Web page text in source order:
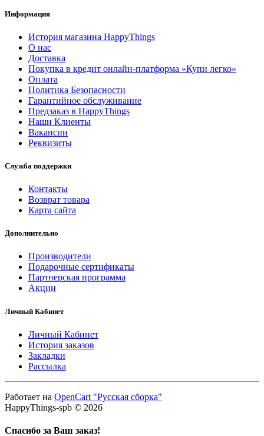
Информация
История магазина HappyThings
О нас
Доставка
Покупка в кредит онлайн-платформа «Купи легко»
Оплата
Политика Безопасности
Гарантийное обслуживание
Предзаказ в HappyThings
Наши Клиенты
Вакансии
Реквизиты
Служба поддержки
Контакты
Возврат товара
Карта сайта
Дополнительно
Производители
Подарочные сертификаты
Партнерская программа
Акции
Личный Кабинет
Личный Кабинет
История заказов
Закладки
Рассылка
Работает на OpenCart "Русская сборка"
HappyThings-spb © 2026
Спасибо за Ваш заказ!